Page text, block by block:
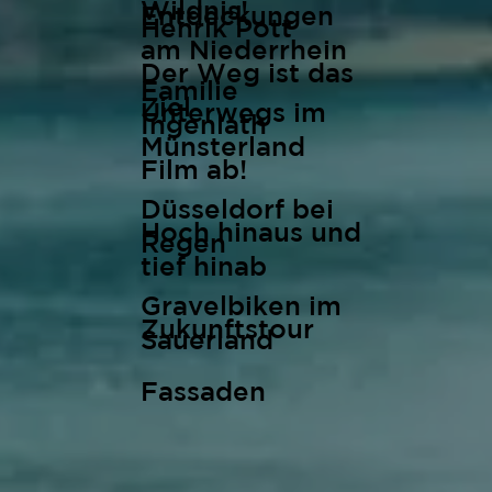
Wildnis!
Der Weg ist das
Ziel
Film ab!
Hoch hinaus und
tief hinab
Zukunftstour
Fassaden
Henrik Pott
Familie
Ingenlath
Entdeckungen
am Niederrhein
Unterwegs im
Münsterland
Düsseldorf bei
Regen
Gravelbiken im
Sauerland